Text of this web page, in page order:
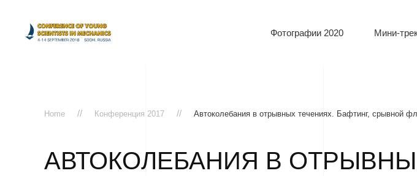
Фотографии 2020 Мини-
Home Конференция 2017 Автоколебания в отрывных течениях. Бафтинг, срывной
АВТОКОЛЕБАНИЯ В